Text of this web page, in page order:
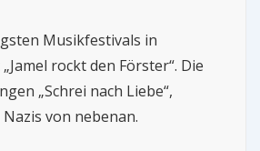
Musikfestivals in
rockt den Förster“. Die
„Schrei nach Liebe“,
von nebenan.